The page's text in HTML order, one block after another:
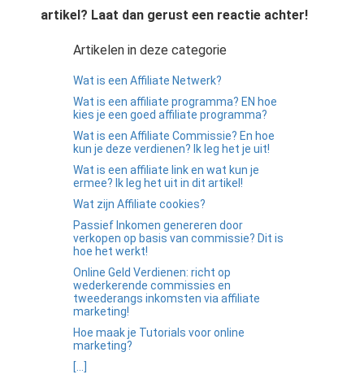
artikel? Laat dan gerust een reactie achter!
Artikelen in deze categorie
Wat is een Affiliate Netwerk?
Wat is een affiliate programma? EN hoe
kies je een goed affiliate programma?
Wat is een Affiliate Commissie? En hoe
kun je deze verdienen? Ik leg het je uit!
Wat is een affiliate link en wat kun je
ermee? Ik leg het uit in dit artikel!
Wat zijn Affiliate cookies?
Passief Inkomen genereren door
verkopen op basis van commissie? Dit is
hoe het werkt!
Online Geld Verdienen: richt op
wederkerende commissies en
tweederangs inkomsten via affiliate
marketing!
Hoe maak je Tutorials voor online
marketing?
[...]